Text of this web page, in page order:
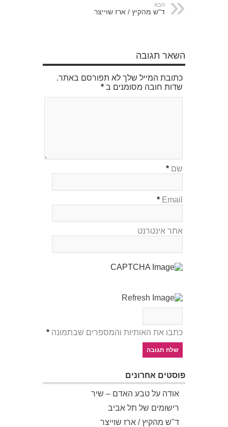
הבא
ד"ש מהקיץ / ארז שוייצר
השאר תגובה
כתובת המייל שלך לא תפורסם באתר.
שדות חובה מסומנים ב *
שם *
Email
*
אתר אינטרנט
כתבו את האותיות והמספרים שבתמונה *
פוסטים אחרונים
אודה על טבע האדם – שיר
רישומים של תל אביב
ד"ש מהקיץ / ארז שוייצר